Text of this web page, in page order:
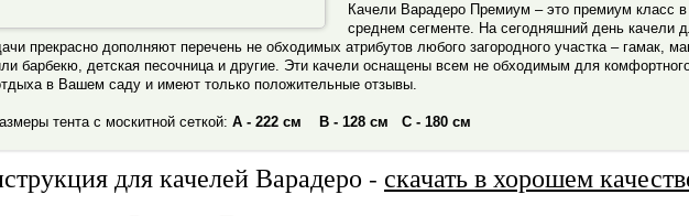
Качели Варадеро Премиум – это премиум класс в
среднем сегменте. На сегодняшний день качели
прекрасно дополняют перечень не обходимых атрибутов любого загородного участка – гамак,
барбекю, детская песочница и другие. Эти качели оснащены всем не обходимым для
в Вашем саду и имеют только положительные отзывы.
тента с москитной сеткой: А - 222 см В - 128 см С - 180 см
для качелей Варадеро - скачать в хорошем